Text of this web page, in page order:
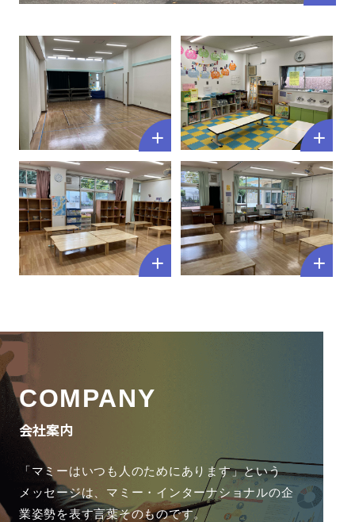
COMPANY
会社案内
「マミーはいつも人のためにあります」という
メッセージは、 マミー・インターナショナルの企
業姿勢を表す言葉そのものです。